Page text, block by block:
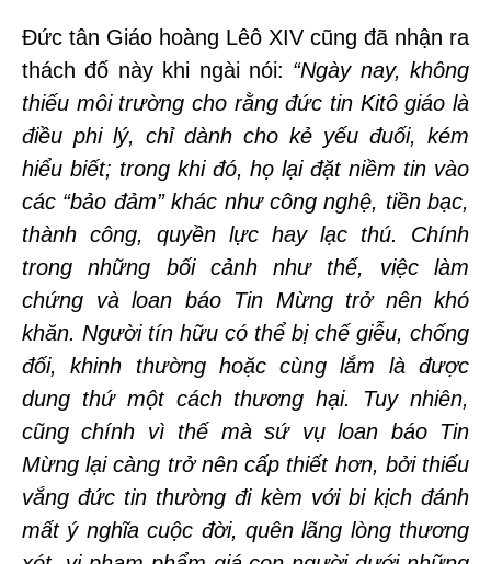
Đức tân Giáo hoàng Lêô XIV cũng đã nhận ra
thách đố này khi ngài nói: “Ngày nay, không
thiếu môi trường cho rằng đức tin Kitô giáo là
điều phi lý, chỉ dành cho kẻ yếu đuối, kém
hiểu biết; trong khi đó, họ lại đặt niềm tin vào
các “bảo đảm” khác như công nghệ, tiền bạc,
thành công, quyền lực hay lạc thú. Chính
trong những bối cảnh như thế, việc làm
chứng và loan báo Tin Mừng trở nên khó
khăn. Người tín hữu có thể bị chế giễu, chống
đối, khinh thường hoặc cùng lắm là được
dung thứ một cách thương hại. Tuy nhiên,
cũng chính vì thế mà sứ vụ loan báo Tin
Mừng lại càng trở nên cấp thiết hơn, bởi thiếu
vắng đức tin thường đi kèm với bi kịch đánh
mất ý nghĩa cuộc đời, quên lãng lòng thương